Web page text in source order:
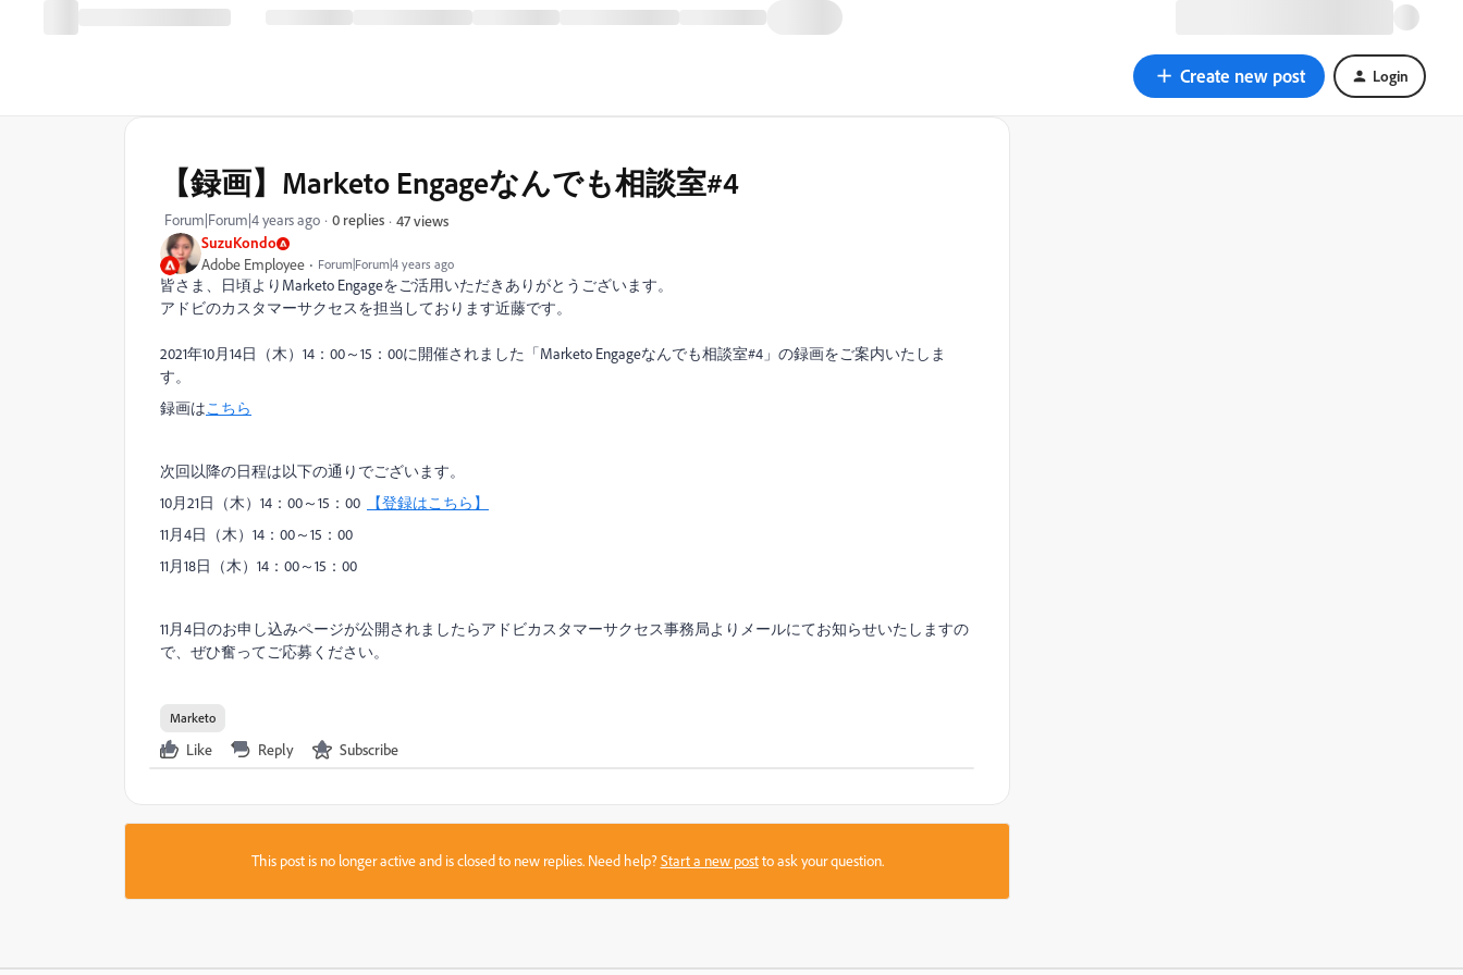
Create new post Login
SuzuKondo
Adobe Employee Forum|Forum|4 years ago
【録画】Marketo Engageなんでも相談室#4
Forum|Forum|4 years ago 0 replies 47 views
皆さま、日頃よりMarketo Engageをご活用いただきありがとうございます。
アドビのカスタマーサクセスを担当しております近藤です。
2021年10月14日（木）14：00～15：00に開催されました「Marketo Engageなんでも相談室#4」の録画をご案内いたしま
す。
録画はこちら
次回以降の日程は以下の通りでございます。
10月21日（木）14：00～15：00
【登録はこちら】
11月4日（木） 14 ： 00～15 ： 00
11月18日（木） 14 ： 00～15 ： 00
11月4日のお申し込みページが公開されましたらアドビカスタマーサクセス事務局よりメールにてお知らせいたしますの
で、ぜひ奮ってご応募ください。
Marketo
Like Reply Subscribe
This post is no longer active and is closed to new replies. Need help?Start a new postto ask your question.